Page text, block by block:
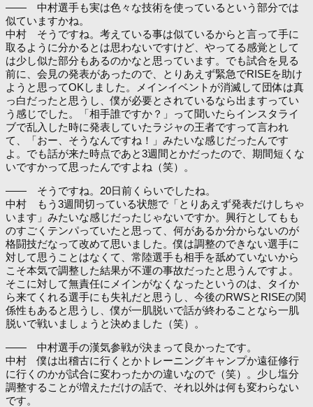
―― 中村選手も実は色々な技術を使っているという部分では
似ていますかね。
中村 そうですね。考えている事は似ているからと言って手に
取るように分かるとは思わないですけど、やってる感覚として
は少し似た部分もあるのかなと思っています。でも試合を見る
前に、会見の発表があったので、とりあえず緊急でRISEを助け
ようと思ってOKしました。メインイベントが消滅して団体は真
っ白だったと思うし、僕が必要とされているなら出ますってい
う感じでした。「相手誰ですか？」って聞いたらインスタライ
ブで乱入した時に発表していたラジャの王者ですって言われ
て、「おー、そうなんですね！」みたいな感じだったんです
よ。でも話が来た時点であと3週間とかだったので、期間短くな
いですかって思ったんですよね（笑）。
―― そうですね。20日前くらいでしたね。
中村 もう3週間切っている状態で「とりあえず発表だけしちゃ
います」みたいな感じだったじゃないですか。興行としてもも
のすごくテンパっていたと思って、何があるか分からないのが
格闘技だなって改めて思いました。僕は調整のできない選手に
対して思うことはなくて、常陸選手も相手を舐めていないから
こそ本気で調整した結果が不運の事故だったと思うんですよ。
そこに対して無責任にメインがなくなったというのは、タイか
ら来てくれる選手にも失礼だと思うし、今後のRWSとRISEの関
係性もあると思うし、僕が一肌脱いで話が終わることなら一肌
脱いで戦いましょうと決めました（笑）。
―― 中村選手の漢気参戦が決まって良かったです。
中村 僕は出稽古に行くとかトレーニングキャンプか遠征修行
に行くのかが試合に変わったかの違いなので（笑）。少し塩分
調整することが増えただけの話で、それ以外は何も変わらない
です。